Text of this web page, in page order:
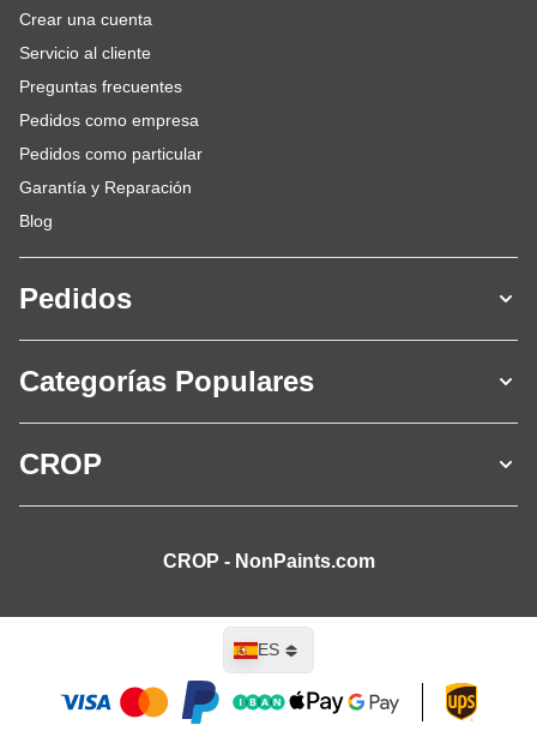
Crear una cuenta
Servicio al cliente
Preguntas frecuentes
Pedidos como empresa
Pedidos como particular
Garantía y Reparación
Blog
Pedidos
Categorías Populares
CROP
CROP - NonPaints.com
Lenguaje
ES